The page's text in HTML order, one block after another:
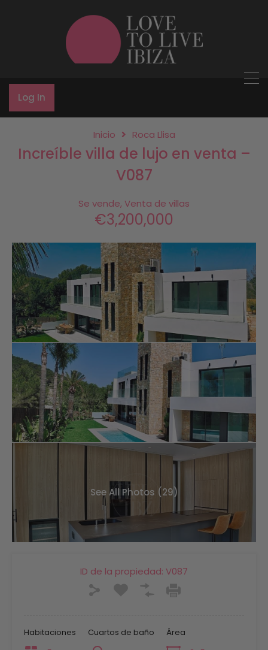
Log In
Inicio Roca Llisa
Increíble villa de lujo en venta –
V087
Se vende, Venta de villas
€3,200,000
See All Photos (29)
ID de la propiedad: V087
Habitaciones Cuartos de baño Área